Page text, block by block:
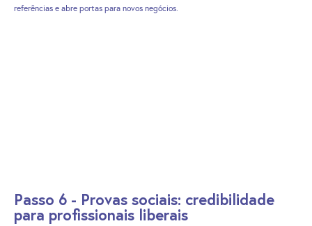
referências e abre portas para novos negócios.
Passo 6 - Provas sociais: credibilidade
para profissionais liberais